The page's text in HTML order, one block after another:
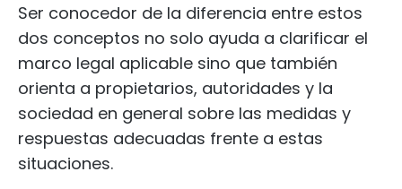
Ser conocedor de la diferencia entre estos
dos conceptos no solo ayuda a clarificar el
marco legal aplicable sino que también
orienta a propietarios, autoridades y la
sociedad en general sobre las medidas y
respuestas adecuadas frente a estas
situaciones.